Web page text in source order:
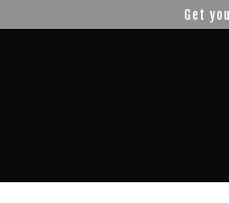
Shop Now!